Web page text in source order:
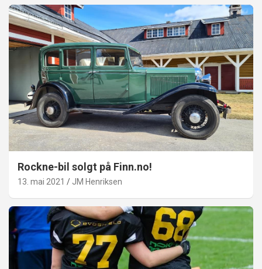
Rockne-bil solgt på Finn.no!
13. mai 2021 JM Henriksen